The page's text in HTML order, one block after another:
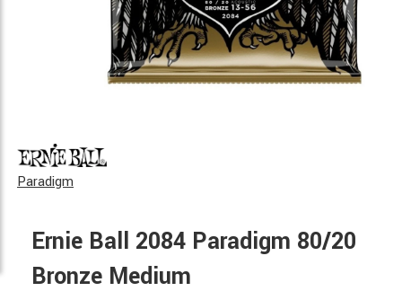
Paradigm
Ernie Ball 2084 Paradigm 80/20
Bronze Medium